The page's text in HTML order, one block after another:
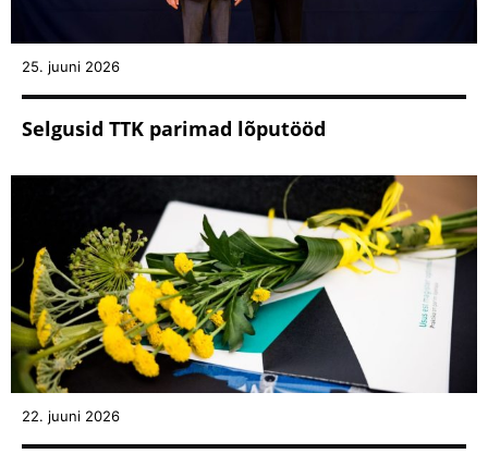
25. juuni 2026
Selgusid TTK parimad lõputööd
22. juuni 2026